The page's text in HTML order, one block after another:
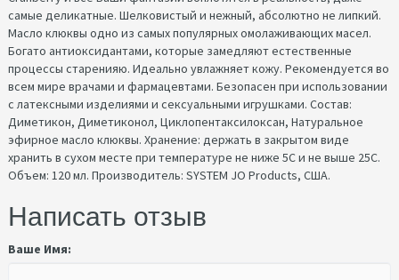
самые деликатные. Шелковистый и нежный, абсолютно не липкий.
Масло клюквы одно из самых популярных омолаживающих масел.
Богато антиоксидантами, которые замедляют естественные
процессы старенияю. Идеально увлажняет кожу. Рекомендуется во
всем мире врачами и фармацевтами. Безопасен при использовании
с латексными изделиями и сексуальными игрушками. Состав:
Диметикон, Диметиконол, Циклопентаксилоксан, Натуральное
эфирное масло клюквы. Хранение: держать в закрытом виде
хранить в сухом месте при температуре не ниже 5С и не выше 25С.
Объем: 120 мл. Производитель: SYSTEM JO Products, США.
Написать отзыв
Ваше Имя: